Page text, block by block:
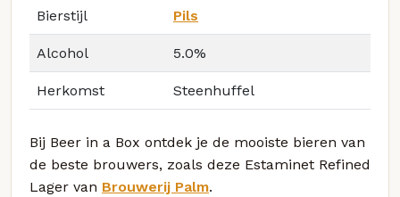
Bierstijl Pils
Alcohol 5.0%
Herkomst Steenhuffel
Bij Beer in a Box ontdek je de mooiste bieren van
de beste brouwers, zoals deze Estaminet Refined
Lager van Brouwerij Palm.